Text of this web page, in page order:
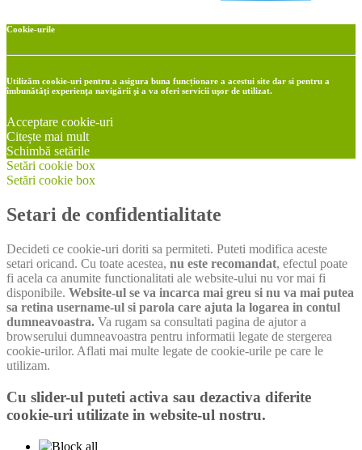
Cookie-urile
Utilizăm cookie-uri pentru a asigura buna funcționare a acestui site dar si pentru a
îmbunătăţi experienţa navigării şi a va oferi servicii uşor de utilizat.
Acceptare cookie-uri
Citește mai mult
Schimbă setările
Setări cookie box
Setări cookie box
Setari de confidentialitate
Decideti ce cookie-uri doriti sa permiteti. Puteti modifica aceste
setari oricand. Cu toate acestea, nu este recomandat, efectul poate
fi acela ca anumite functionalitati ale website-ului nu vor mai fi
disponibile. Website-ul se va incarca mai greu si nu va mai putea
sa retina username-ul si parola care ajuta la logarea in contul
dumneavoastra. Va rugam sa consultati pagina de ajutor a
browserului dumneavoastra pentru informatii legate de stergerea
cookie-urilor. Aflati mai multe legate de cookie-urile pe care le
utilizam.
Cu slider-ul puteti activa sau dezactiva diferite
cookie-uri utilizate in website-ul nostru.